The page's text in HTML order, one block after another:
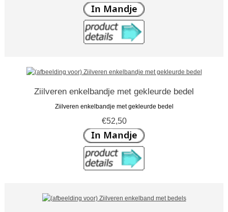
Ziilveren enkelbandje met gekleurde bedel
Ziilveren enkelbandje met gekleurde bedel
€52,50